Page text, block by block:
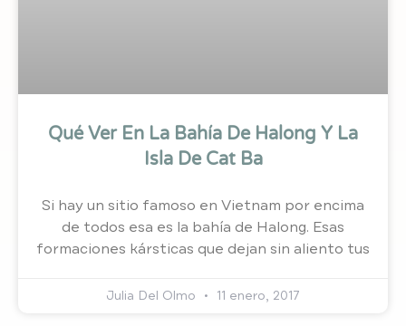
Qué Ver En La Bahía De Halong Y La
Isla De Cat Ba
Si hay un sitio famoso en Vietnam por encima
de todos esa es la bahía de Halong. Esas
formaciones kársticas que dejan sin aliento tus
Julia Del Olmo 11 enero, 2017